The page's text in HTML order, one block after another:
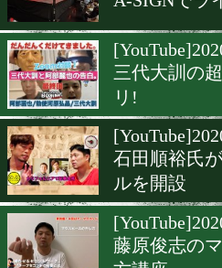
新着 KO KiNG ダイエ
[試合速
三代大
リ!